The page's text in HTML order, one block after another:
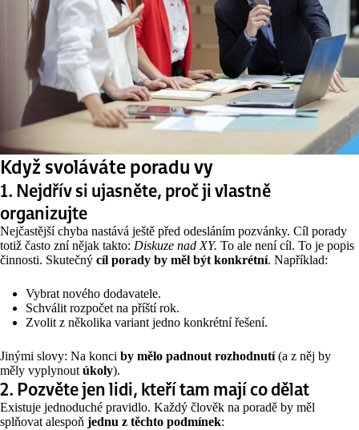
Když svoláváte poradu vy
1. Nejdřív si ujasněte, proč ji vlastně
organizujte
Nejčastější chyba nastává ještě před odesláním pozvánky. Cíl porady
totiž často zní nějak takto: Diskuze nad XY. To ale není cíl. To je popis
činnosti. Skutečný cíl porady by měl být konkrétní. Například:
Vybrat nového dodavatele.
Schválit rozpočet na příští rok.
Zvolit z několika variant jedno konkrétní řešení.
Jinými slovy: Na konci by mělo padnout rozhodnutí(a z něj by
měly vyplynout úkoly).
2. Pozvěte jen lidi, kteří tam mají co dělat
Existuje jednoduché pravidlo. Každý člověk na poradě by měl
splňovat alespoň jednu z těchto podmínek: